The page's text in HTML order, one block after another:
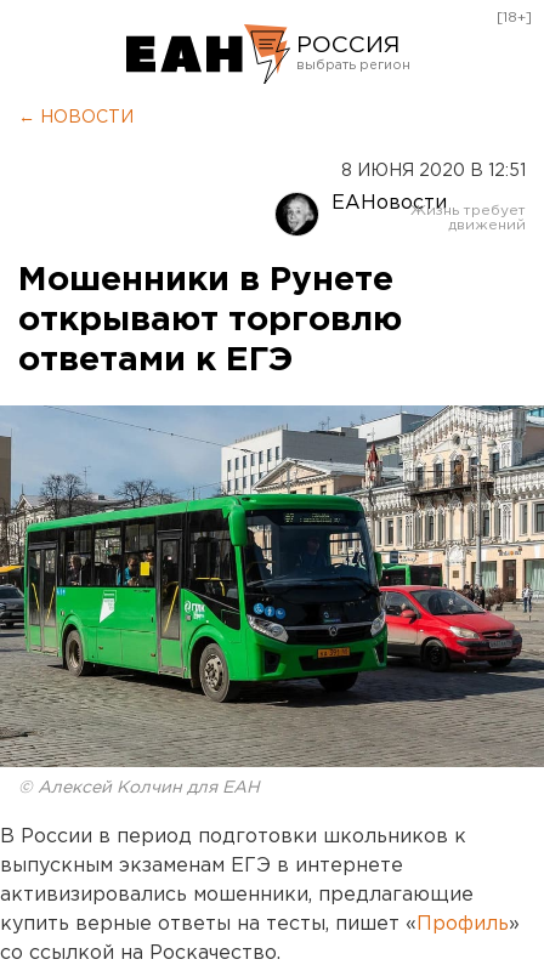
РОССИЯ
Оренбург
[18+]
← НОВОСТИ
8 ИЮНЯ 2020 В 12:51
ЕАНовости
Мошенники в Рунете
открывают торговлю
ответами к ЕГЭ
© Алексей Колчин для ЕАН
В России в период подготовки школьников к
выпускным экзаменам ЕГЭ в интернете
активизировались мошенники, предлагающие
купить верные ответы на тесты, пишет « Профиль»
со ссылкой на Роскачество.